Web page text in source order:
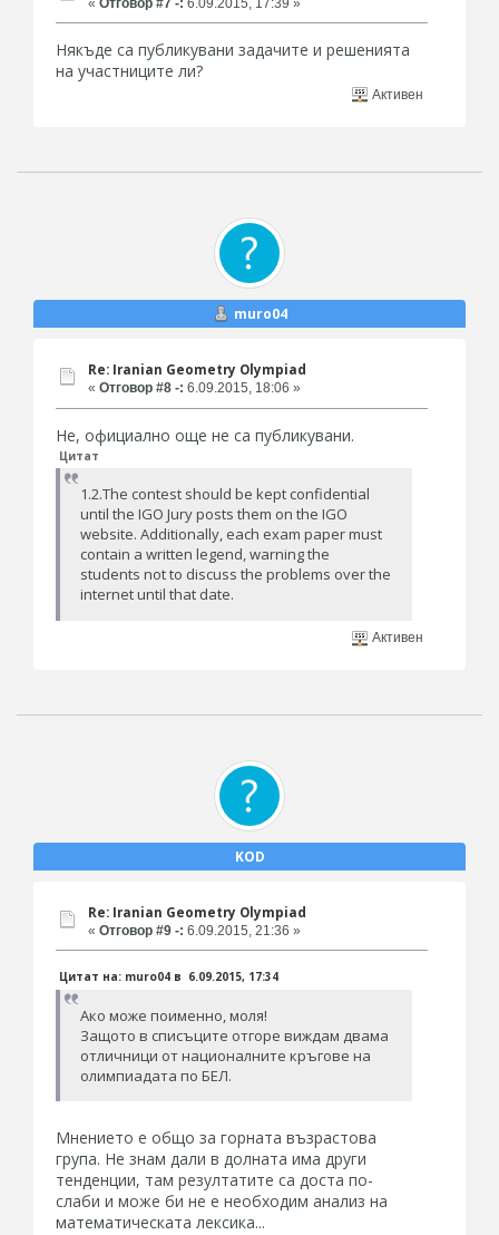
Някъде са публикувани задачите и решенията
на участниците ли?
Активен
muro04
Re: Iranian Geometry Olympiad
« Отговор #8 -: 6.09.2015, 18:06 »
Не, официално още не са публикувани.
Цитат
1.2.The contest should be kept confidential
until the IGO Jury posts them on the IGO
website. Additionally, each exam paper must
contain a written legend, warning the
students not to discuss the problems over the
internet until that date.
Активен
KOD
Re: Iranian Geometry Olympiad
« Отговор #9 -: 6.09.2015, 21:36 »
Цитат на: muro04 в 6.09.2015, 17:34
Ако може поименно, моля!
Защото в списъците отгоре виждам двама
отличници от националните кръгове на
олимпиадата по БЕЛ.
Мнението е общо за горната възрастова
група. Не знам дали в долната има други
тенденции, там резултатите са доста по-
слаби и може би не е необходим анализ на
математическата лексика...